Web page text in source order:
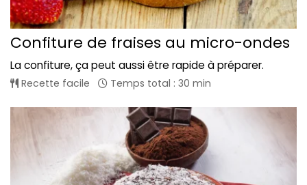
Confiture de fraises au micro-ondes
La confiture, ça peut aussi être rapide à préparer.
Recette facile Temps total : 30 min